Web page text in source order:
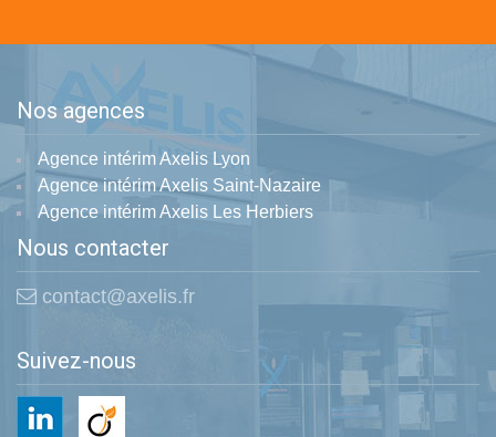
Nos agences
Agence intérim Axelis Lyon
Agence intérim Axelis Saint-Nazaire
Agence intérim Axelis Les Herbiers
Nous contacter
contact@axelis.fr
Suivez-nous